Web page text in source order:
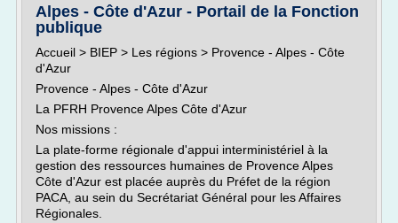
Alpes - Côte d'Azur - Portail de la Fonction
publique
Accueil > BIEP > Les régions > Provence - Alpes - Côte
d'Azur
Provence - Alpes - Côte d'Azur
La PFRH Provence Alpes Côte d'Azur
Nos missions :
La plate-forme régionale d'appui interministériel à la
gestion des ressources humaines de Provence Alpes
Côte d'Azur est placée auprès du Préfet de la région
PACA, au sein du Secrétariat Général pour les Affaires
Régionales.